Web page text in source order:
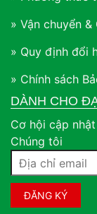
» Vận chuyển &
» Quy định đổi
» Chính sách
DÀNH CHO
Cơ hội cập
Chúng tôi